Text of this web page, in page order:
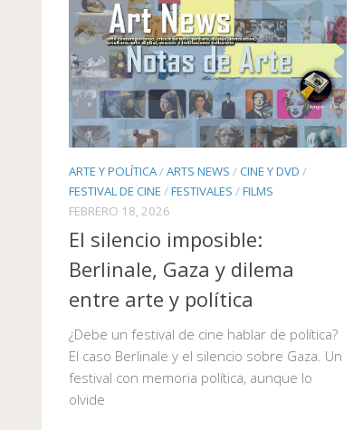
ARTE Y POLÍTICA/ARTS NEWS /CINE Y DVD /
FESTIVAL DE CINE /FESTIVALES /FILMS
FEBRERO 18, 2026
El silencio imposible:
Berlinale, Gaza y dilema
entre arte y política
¿Debe un festival de cine hablar de política?
El caso Berlinale y el silencio sobre Gaza. Un
festival con memoria política, aunque lo
olvide